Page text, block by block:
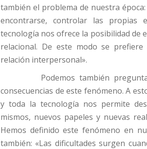
también el problema de nuestra
encontrarse, controlar las propias
tecnología nos ofrece la posibilidad de
relacional. De este modo se
relación interpersonal».
Podemos también
consecuencias de este fenómeno. A
y toda la tecnología nos permite
mismos, nuevos papeles y nuevas
Hemos definido este fenómeno en
también: «Las dificultades surgen